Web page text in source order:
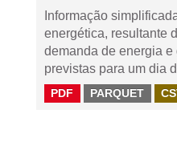
Informação
energética, resultante
demanda de energia e
previstas para um dia
PDF PARQUET